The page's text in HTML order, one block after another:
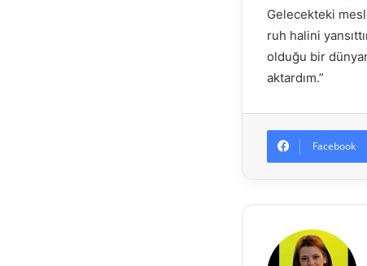
Gelecekteki
ruh halini
olduğu bir
aktardım.”
Facebook